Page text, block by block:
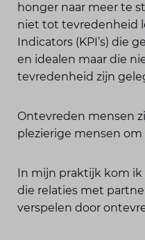
honger naar meer te
niet tot tevredenheid
Indicators (KPI’s) die
en idealen maar die
tevredenheid zijn
Ontevreden mensen
plezierige mensen
In mijn praktijk kom
die relaties met
verspelen door